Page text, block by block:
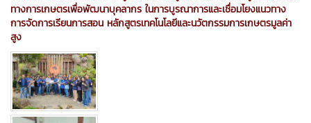
ทางการเกษตรเพื่อพัฒนาบุคลากร ในการบูรณาการและเชื่อมโยงแนวทาง
การจัดการเรียนการสอน หลักสูตรเทคโนโลยีและนวัตกรรมการเกษตรมูลค่า
สูง